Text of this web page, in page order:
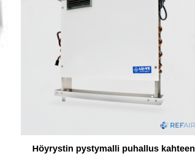
Höyrystin pystymalli puhallus kahteen